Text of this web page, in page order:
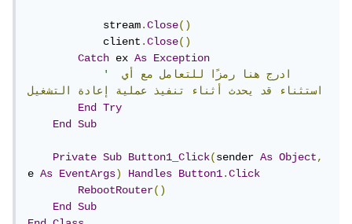
            stream
.Close()
            client
.Close()
Catch ex As
Exception
'
ادرج هنا رمزًا للتعامل مع
أي
استثناء
قد يحدث أثناء تنفيذ عملية إعادة
التشغيل
End
Try
End
Sub
Private Sub Button1_Click(sender As Object,
e As EventArgs) Handles Button1.Click
RebootRouter()
End
Sub